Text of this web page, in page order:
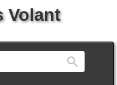
Volant